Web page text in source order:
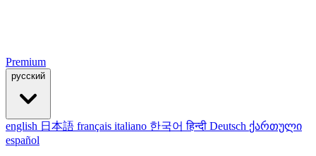
Premium
русский
english 日本語 français italiano 한국어हिन्दी Deutsch ქართული
español